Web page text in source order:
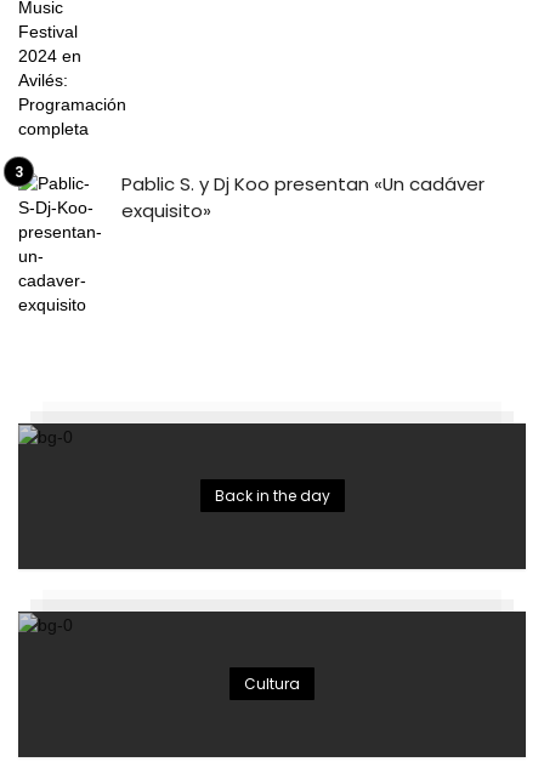
Pablic S. y Dj Koo presentan «Un cadáver
exquisito»
Back in the day
Cultura